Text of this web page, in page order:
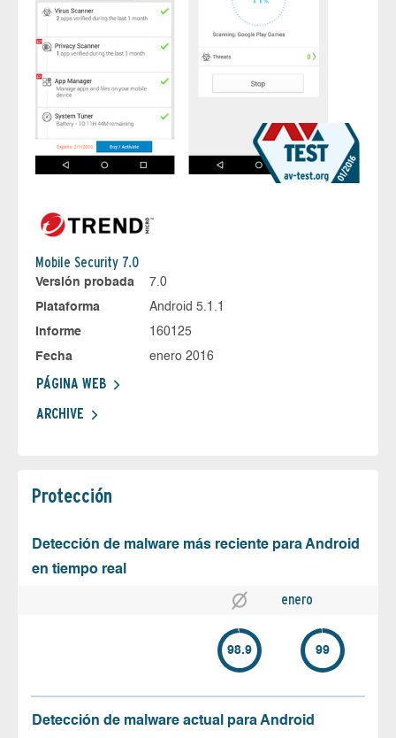
Mobile Security 7.0
Versión probada
7.0
Plataforma
Android 5.1.1
Informe
160125
Fecha
enero 2016
PÁGINA WEB
ARCHIVE
Protección
Detección de malware más reciente para Android
en tiempo real
enero
98.9 99
Detección de malware actual para Android